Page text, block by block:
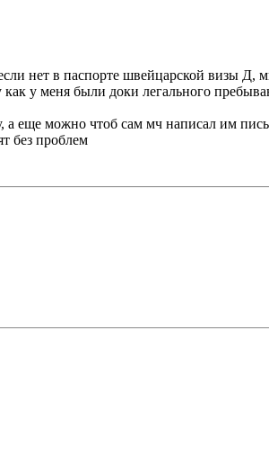
нет в паспорте швейцарской визы
у меня были доки легального
еще можно чтоб сам мч написал им
без проблем